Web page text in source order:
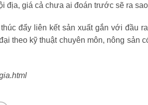
địa, giá cả chưa ai đoán trước sẽ ra
đẩy liên kết sản xuất gắn với đầu
theo kỹ thuật chuyên môn, nông sản